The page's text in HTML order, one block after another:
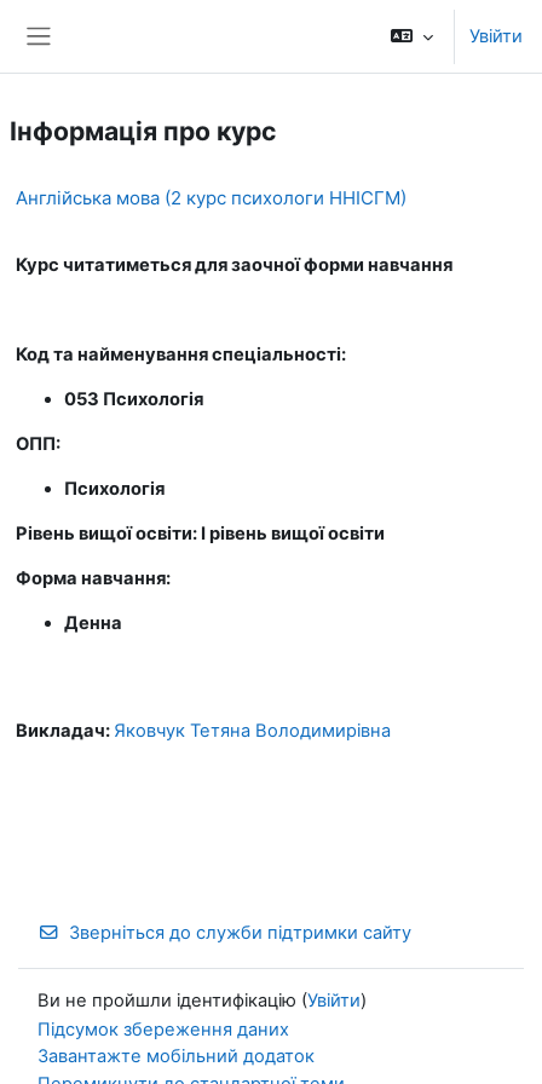
Увійти
Інформація про курс
Англійська мова (2 курс психологи ННІСГМ)
Курс читатиметься для заочної форми навчання
Код та найменування спеціальності:
053 Психологія
ОПП:
Психологія
Рівень вищої освіти: І рівень вищої освіти
Форма навчання:
Денна
Викладач: Яковчук Тетяна Володимирівна
Зверніться до служби підтримки сайту
Ви не пройшли ідентифікацію (Увійти)
Підсумок збереження даних
Завантажте мобільний додаток